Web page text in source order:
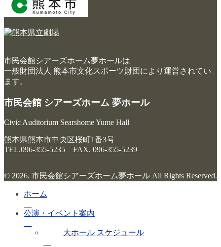
市民会館シアーズホーム夢ホールは
一般財団法人 熊本市文化スポーツ財団により運営されてい
ます。
市民会館 シアーズホーム 夢ホール
Civic Auditorium Searshome Yume Hall
熊本県熊本市中央区桜町1番3号
TEL.096-355-5235 FAX. 096-355-5239
© 2026. 市民会館シアーズホーム夢ホール All Rights Reserved.
ホーム
公演・イベント案内
大ホール スケジュール